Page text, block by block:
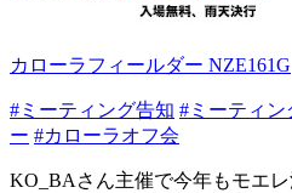
カローラフィールダー NZE161G
#ミーティング告知 #ミーティン
ー #カローラオフ会
KO_BAさん主催で今年もモエ